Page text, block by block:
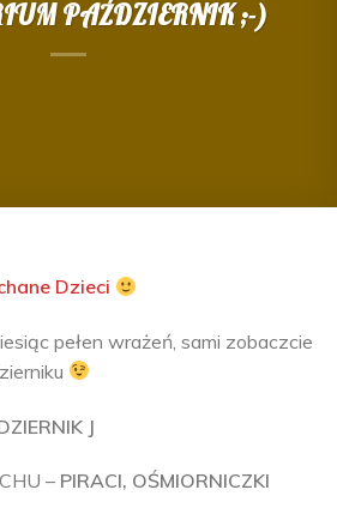
PAŹDZIERNIK ;-)
Dzieci
pełen wrażeń, sami zobaczcie
J
– PIRACI, OŚMIORNICZKI